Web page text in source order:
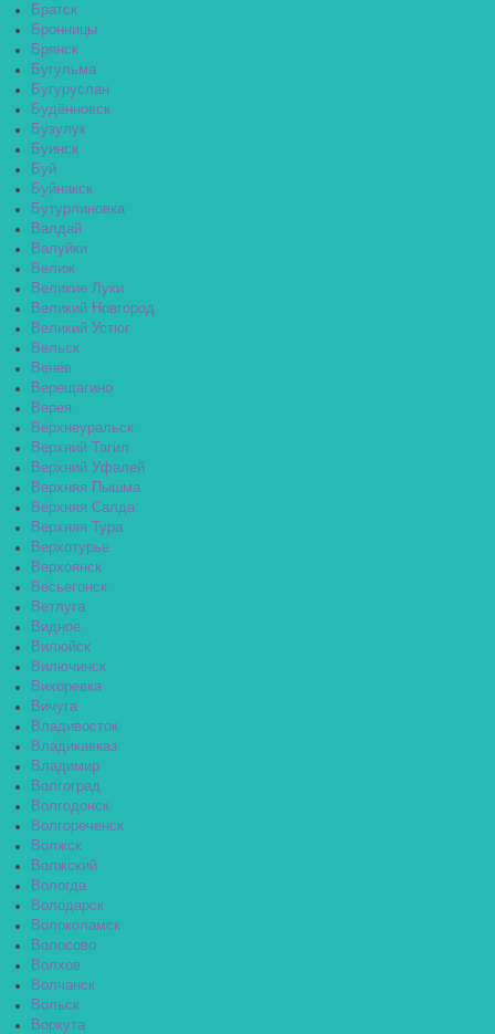
Братск
Бронницы
Брянск
Бугульма
Бугуруслан
Будённовск
Бузулук
Буинск
Буй
Буйнакск
Бутурлиновка
Валдай
Валуйки
Велиж
Великие Луки
Великий Новгород
Великий Устюг
Вельск
Венёв
Верещагино
Верея
Верхнеуральск
Верхний Тагил
Верхний Уфалей
Верхняя Пышма
Верхняя Салда
Верхняя Тура
Верхотурье
Верхоянск
Весьегонск
Ветлуга
Видное
Вилюйск
Вилючинск
Вихоревка
Вичуга
Владивосток
Владикавказ
Владимир
Волгоград
Волгодонск
Волгореченск
Волжск
Волжский
Вологда
Володарск
Волоколамск
Волосово
Волхов
Волчанск
Вольск
Воркута